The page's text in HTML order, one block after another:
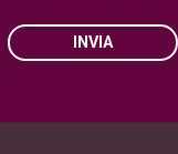
INVIA